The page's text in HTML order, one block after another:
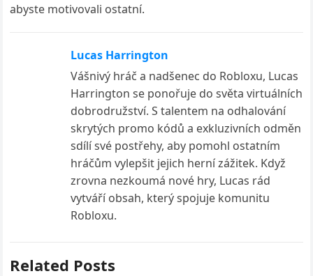
abyste motivovali ostatní.
Lucas Harrington
Vášnivý hráč a nadšenec do Robloxu, Lucas
Harrington se ponořuje do světa virtuálních
dobrodružství. S talentem na odhalování
skrytých promo kódů a exkluzivních odměn
sdílí své postřehy, aby pomohl ostatním
hráčům vylepšit jejich herní zážitek. Když
zrovna nezkoumá nové hry, Lucas rád
vytváří obsah, který spojuje komunitu
Robloxu.
Related Posts